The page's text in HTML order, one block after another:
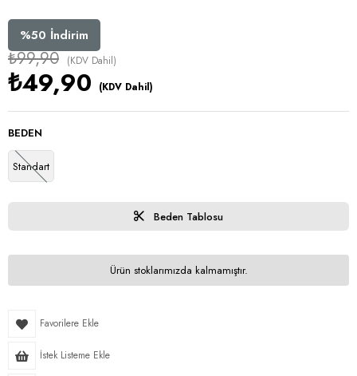
%50 İndirim
₺99,90 (KDV Dahil)
₺49,90 (KDV Dahil)
BEDEN
Standart
Beden Tablosu
Ürün stoklarımızda kalmamıştır.
Favorilere Ekle
İstek Listeme Ekle